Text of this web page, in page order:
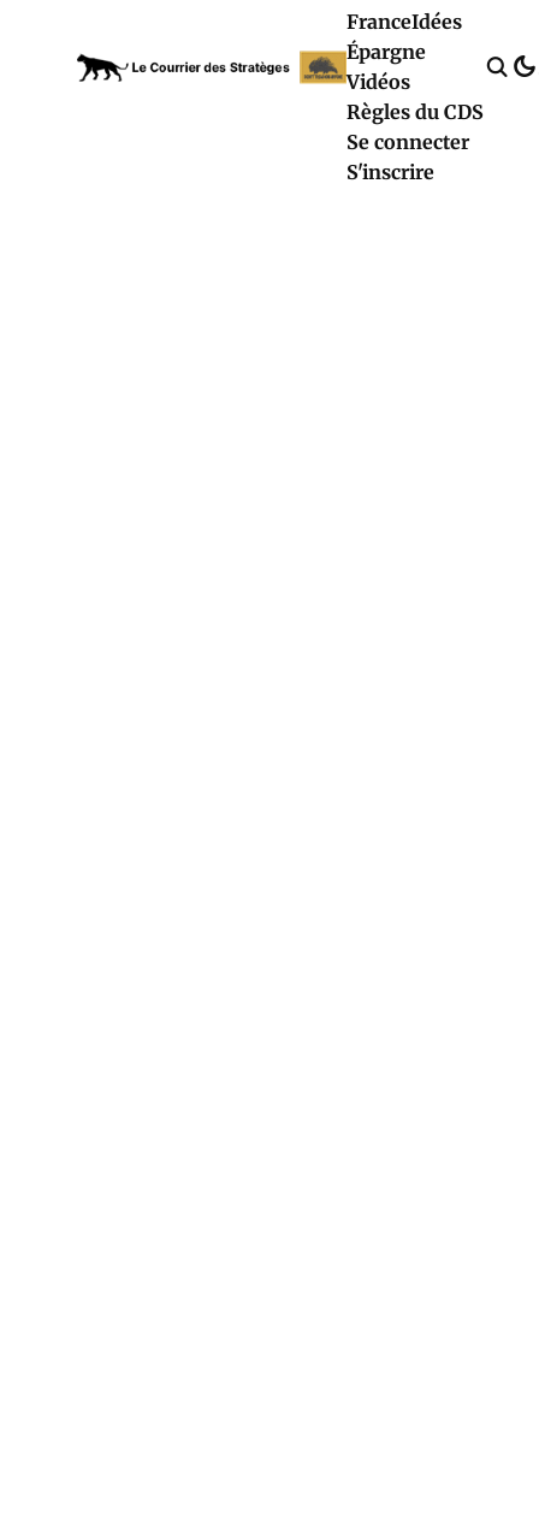
FranceIdées
Épargne
Vidéos
Règles du CDS
Se connecter
S'inscrire